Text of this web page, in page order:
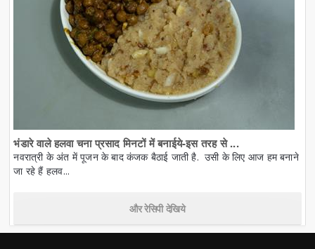
भंडारे वाले हलवा चना प्रसाद मिनटों में बनाईये-इस तरह से ...
नवरात्री के अंत में पूजन के बाद कंजक बैठाई जाती है. उसी के लिए आज हम बनाने
जा रहे हैं हलव...
और रेसिपी देखिये